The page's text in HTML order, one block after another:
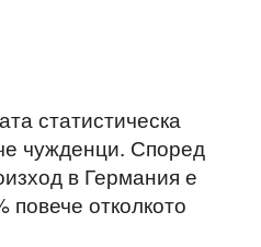
статистическа
чужденци. Според
в Германия е
отколкото